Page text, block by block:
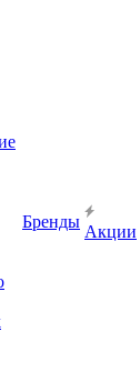
Бренды
Акции